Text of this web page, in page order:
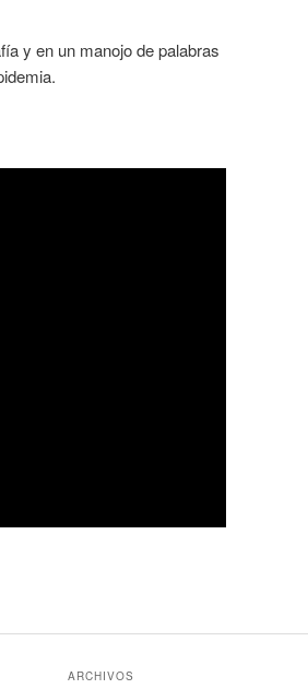
y en un manojo de palabras
ARCHIVOS